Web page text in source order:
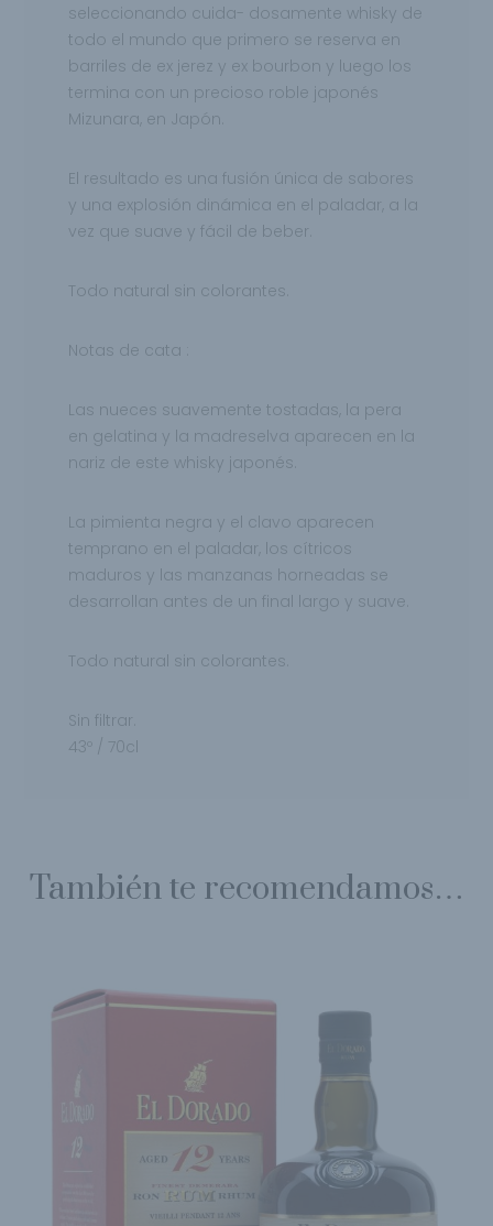
seleccionando cuida- dosamente whisky de
todo el mundo que primero se reserva en
barriles de ex jerez y ex bourbon y luego los
termina con un precioso roble japonés
Mizunara, en Japón.
El resultado es una fusión única de sabores
y una explosión dinámica en el paladar, a la
vez que suave y fácil de beber.
Todo natural sin colorantes.
Notas de cata :
Las nueces suavemente tostadas, la pera
en gelatina y la madreselva aparecen en la
nariz de este whisky japonés.
La pimienta negra y el clavo aparecen
temprano en el paladar, los cítricos
maduros y las manzanas horneadas se
desarrollan antes de un final largo y suave.
Todo natural sin colorantes.
Sin filtrar.
43º / 70cl
También te recomendamos…